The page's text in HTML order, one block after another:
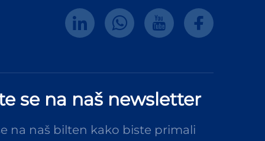
se na naš newsletter
na naš bilten kako biste primali